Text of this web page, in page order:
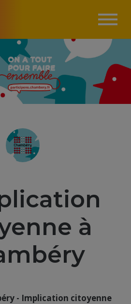
à
- Implication citoyenne